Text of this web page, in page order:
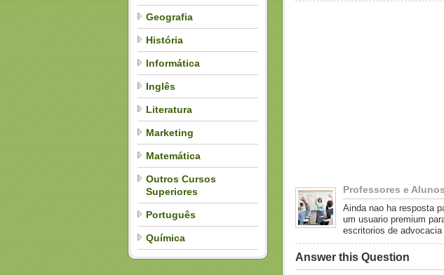
Geografia
História
Informática
Inglês
Literatura
Marketing
Matemática
Outros Cursos
Superiores
Português
Química
Professores e Alunos
Ainda nao ha resposta
um usuario premium
escritorios de advocacia
Answer this Question